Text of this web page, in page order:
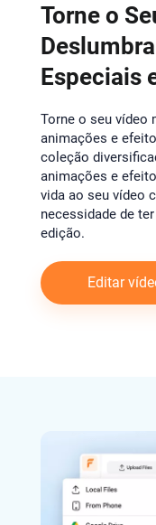
Torne o
Especiais
Torne o seu vídeo
animações e
coleção
animações e
vida ao seu vídeo
necessidade de
edição.
Editar